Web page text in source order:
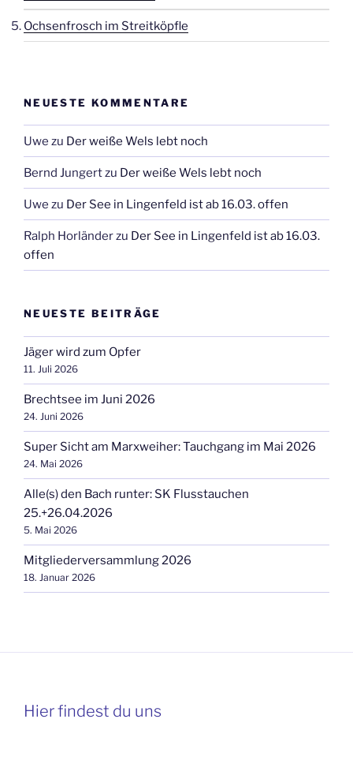
Ochsenfrosch im Streitköpfle
NEUESTE KOMMENTARE
Uwe zu Der weiße Wels lebt noch
Bernd Jungertzu Der weiße Wels lebt noch
Uwe zu Der See in Lingenfeld ist ab 16.03. offen
Ralph Horländerzu Der See in Lingenfeld ist ab 16.03.
offen
NEUESTE BEITRÄGE
Jäger wird zum Opfer
11. Juli 2026
Brechtsee im Juni 2026
24. Juni 2026
Super Sicht am Marxweiher: Tauchgang im Mai 2026
24. Mai 2026
Alle(s) den Bach runter: SK Flusstauchen
25.+26.04.2026
5. Mai 2026
Mitgliederversammlung 2026
18. Januar 2026
Hier findest du uns